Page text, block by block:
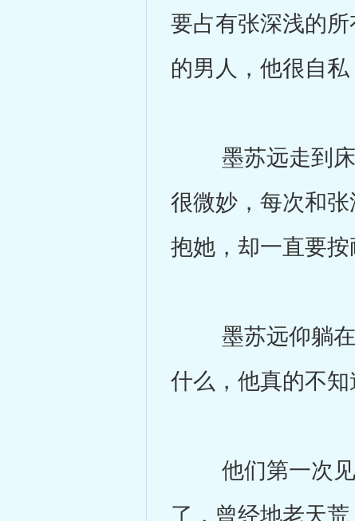
要占有张深浅的
的男人，他很自
墨苏远走到床
很微妙，每次和
抱她，却一直要按
墨苏远仰躺在
什么，他真的不
他们第一次见
了，曾经地老天